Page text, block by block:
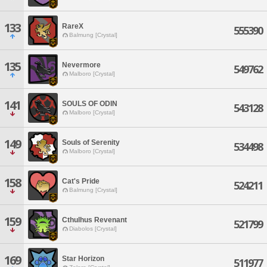
133 RareX
Balmung [Crystal] 555390
135 Nevermore
Malboro [Crystal] 549762
141 SOULS OF ODIN
Malboro [Crystal] 543128
149 Souls of Serenity
Malboro [Crystal] 534498
158 Cat's Pride
Balmung [Crystal] 524211
159 Cthulhus Revenant
Diabolos [Crystal] 521799
169 Star Horizon 511977